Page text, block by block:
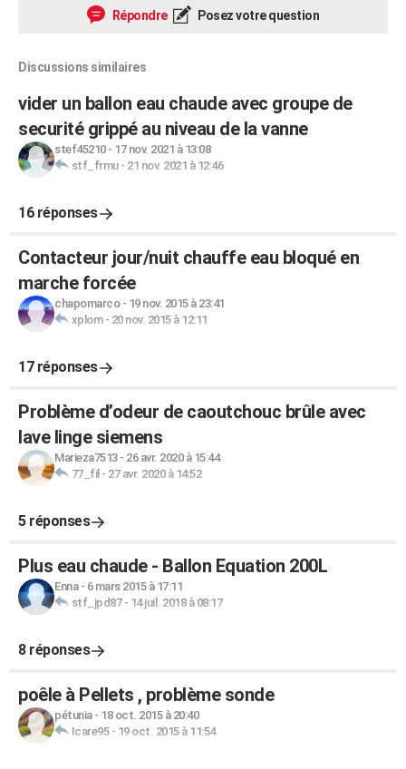
Répondre Posez votre question
Discussions similaires
vider un ballon eau chaude avec groupe de
securité grippé au niveau de la vanne
stef45210- 17 nov. 2021 à 13:08
stf_frmu- 21 nov. 2021 à 12:46
16 réponses
Contacteur jour/nuit chauffe eau bloqué en
marche forcée
chapomarco- 19 nov. 2015 à 23:41
xplom- 20 nov. 2015 à 12:11
17 réponses
Problème d’odeur de caoutchouc brûle avec
lave linge siemens
Marieza7513- 26 avr. 2020 à 15:44
77_fil - 27 avr. 2020 à 14:52
5 réponses
Plus eau chaude - Ballon Equation 200L
Enna- 6 mars 2015 à 17:11
stf_jpd87- 14 juil. 2018 à 08:17
8 réponses
poêle à Pellets , problème sonde
pétunia- 18 oct. 2015 à 20:40
Icare95- 19 oct. 2015 à 11:54